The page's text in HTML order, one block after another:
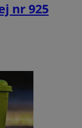
nr 925